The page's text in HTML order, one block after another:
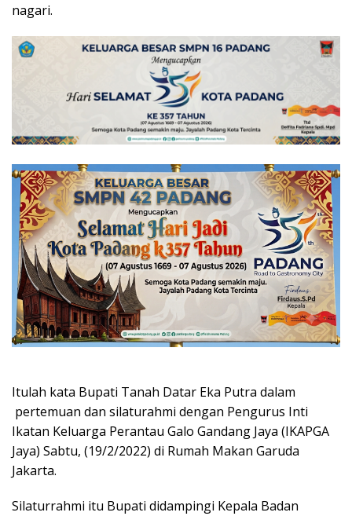
nagari.
Itulah kata Bupati Tanah Datar Eka Putra dalam
pertemuan dan silaturahmi dengan Pengurus Inti
Ikatan Keluarga Perantau Galo Gandang Jaya (IKAPGA
Jaya) Sabtu, (19/2/2022) di Rumah Makan Garuda
Jakarta.
Silaturrahmi itu Bupati didampingi Kepala Badan